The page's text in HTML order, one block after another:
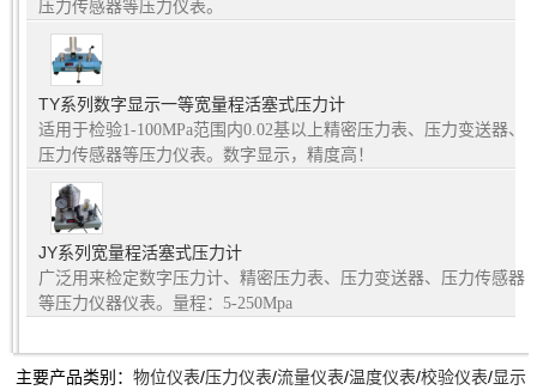
压力传感器等压力仪表。
TY系列数字显示一等宽量程活塞式压力计
适用于检验1-100MPa范围内0.02基以上精密压力表、压力变送器、
压力传感器等压力仪表。数字显示，精度高！
JY系列宽量程活塞式压力计
广泛用来检定数字压力计、精密压力表、压力变送器、压力传感器
等压力仪器仪表。量程：5-250Mpa
主要产品类别： 物位仪表/压力仪表/流量仪表/温度仪表/校验仪表/显示